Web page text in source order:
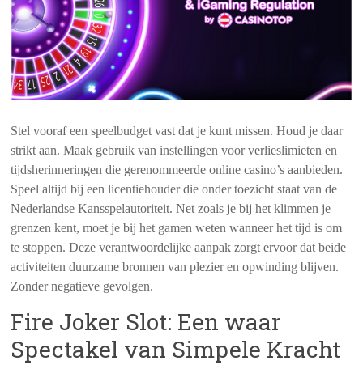
Stel vooraf een speelbudget vast dat je kunt missen. Houd je daar
strikt aan. Maak gebruik van instellingen voor verlieslimieten en
tijdsherinneringen die gerenommeerde online casino’s aanbieden.
Speel altijd bij een licentiehouder die onder toezicht staat van de
Nederlandse Kansspelautoriteit. Net zoals je bij het klimmen je
grenzen kent, moet je bij het gamen weten wanneer het tijd is om
te stoppen. Deze verantwoordelijke aanpak zorgt ervoor dat beide
activiteiten duurzame bronnen van plezier en opwinding blijven.
Zonder negatieve gevolgen.
Fire Joker Slot: Een waar
Spectakel van Simpele Kracht